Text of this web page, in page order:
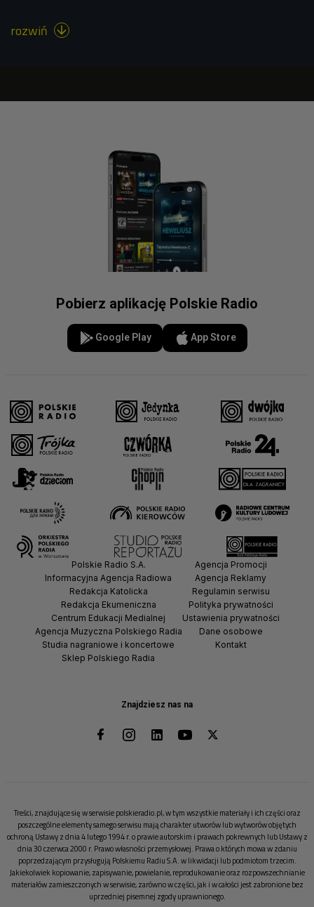
rozwiń 
Pobierz aplikację Polskie Radio
Google Play App Store
Znajdziesz nas na
Polskie Radio S.A.
Informacyjna Agencja Radiowa
Redakcja Katolicka
Redakcja Ekumeniczna
Centrum Edukacji Medialnej
Agencja Muzyczna Polskiego Radia
Studia nagraniowe i koncertowe
Sklep Polskiego Radia
Agencja Promocji
Agencja Reklamy
Regulamin serwisu
Polityka prywatności
Ustawienia prywatności
Dane osobowe
Kontakt
Treści, znajdujące się w serwisie polskieradio.pl, w tym wszystkie materiały i ich części oraz
poszczególne elementy samego serwisu mają charakter utworów lub wytworów objętych
ochroną Ustawy z dnia 4 lutego 1994 r. o prawie autorskim i prawach pokrewnych lub Ustawy z
dnia 30 czerwca 2000 r. Prawo własności przemysłowej. Prawa o których mowa w zdaniu
poprzedzającym przysługują Polskiemu Radiu S.A. w likwidacji lub podmiotom trzecim.
Jakiekolwiek kopiowanie, zapisywanie, powielanie, reprodukowanie oraz rozpowszechnianie
materiałów zamieszczonych w serwisie, zarówno w części, jak i w całości jest zabronione bez
uprzedniej pisemnej zgody uprawnionego.